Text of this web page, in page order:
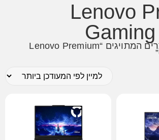
Lenovo
/ מוצרים המתויגים “Lenovo Premium